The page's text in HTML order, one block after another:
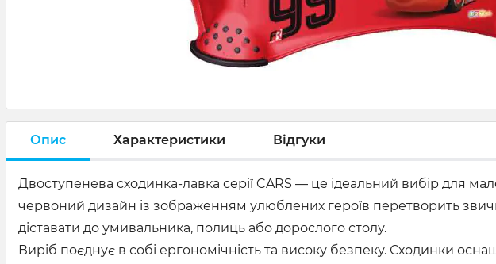
Опис Характеристики Відгуки
Двоступенева сходинка-лавка серії CARS — це ідеальний вибір для
червоний дизайн із зображенням улюблених героїв перетворить
діставати до умивальника, полиць або дорослого столу.
Виріб поєднує в собі ергономічність та високу безпеку. Сходинки